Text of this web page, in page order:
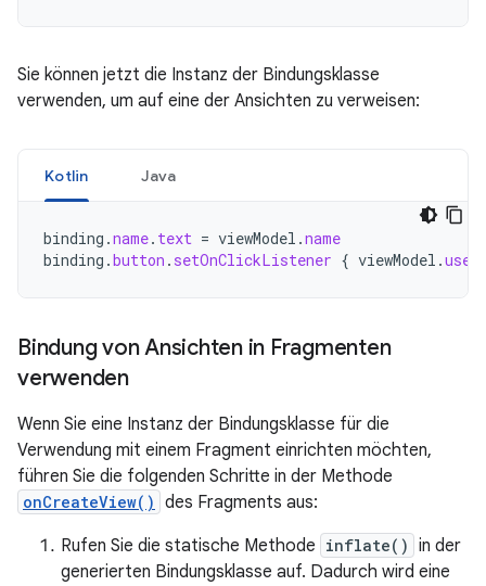
Sie können jetzt die Instanz der Bindungsklasse
verwenden, um auf eine der Ansichten zu verweisen:
Kotlin Java
binding .name. text = viewModel .name
binding .button . setOnClickListener { viewModel .
Bindung von Ansichten in Fragmenten
verwenden
Wenn Sie eine Instanz der Bindungsklasse für die
Verwendung mit einem Fragment einrichten möchten,
führen Sie die folgenden Schritte in der Methode
onCreateView() des Fragments aus:
Rufen Sie die statische Methode inflate() in der
generierten Bindungsklasse auf. Dadurch wird eine